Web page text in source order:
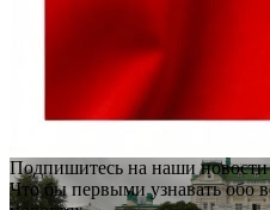
Подпишитесь на наши новости
Что бы первыми узнавать обо